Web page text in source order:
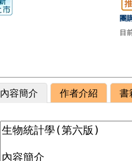
團
目
內容簡介 作者介紹 書